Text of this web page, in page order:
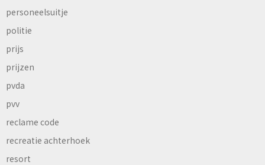
personeelsuitje
politie
prijs
prijzen
pvda
pvv
reclame code
recreatie achterhoek
resort